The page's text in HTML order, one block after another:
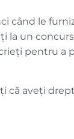
când le
un
pentru a
că aveți